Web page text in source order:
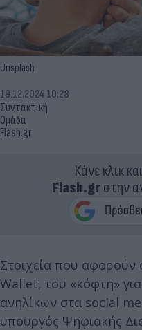
Unsplash
Συντακτική
Ομάδα
Flash.gr
19.12.2024 10:28
Κάνε κλικ
Flash.grστην
Στοιχεία που
Wallet, του «κόφτη»
ανηλίκων στα social
υπουργός Ψηφιακής